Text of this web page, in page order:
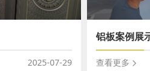
2025-07-29
铝板案例展
查看更多